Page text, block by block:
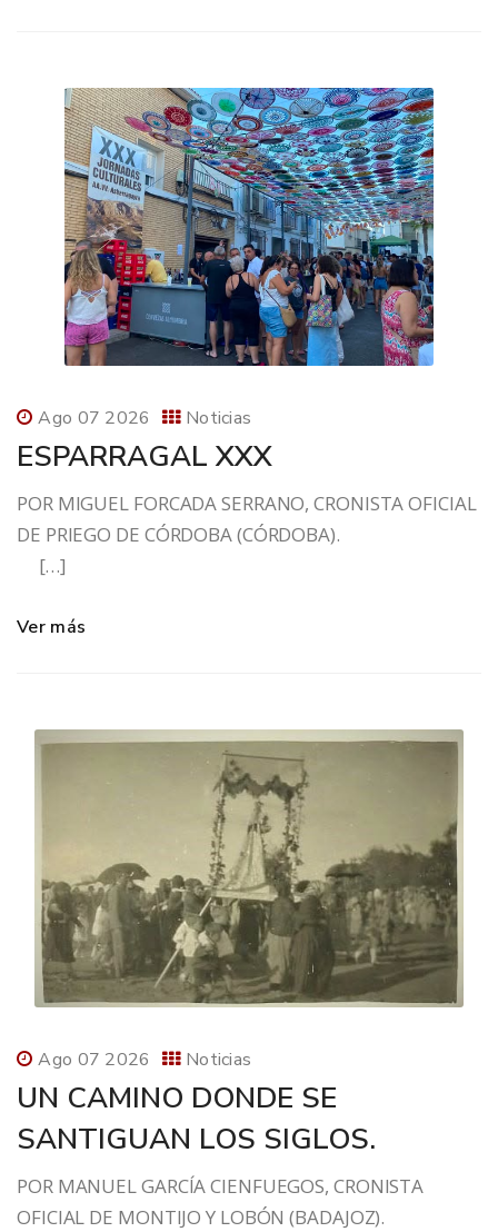
Ago 07 2026 Noticias
ESPARRAGAL XXX
POR MIGUEL FORCADA SERRANO, CRONISTA OFICIAL
DE PRIEGO DE CÓRDOBA (CÓRDOBA).
[…]
Ver más
Ago 07 2026 Noticias
UN CAMINO DONDE SE
SANTIGUAN LOS SIGLOS.
POR MANUEL GARCÍA CIENFUEGOS, CRONISTA
OFICIAL DE MONTIJO Y LOBÓN (BADAJOZ).